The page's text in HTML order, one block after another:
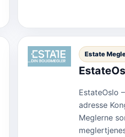
Estate
EstateOslo
adresse
Meglerne